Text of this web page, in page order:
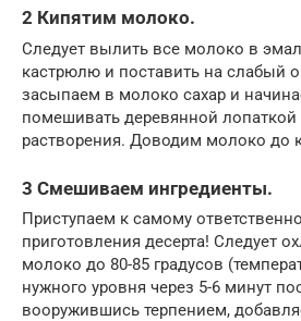
2 Кипятим молоко.
Следует вылить все молоко в
кастрюлю и поставить на слабый
засыпаем в молоко сахар и
помешивать деревянной лопаткой
растворения. Доводим молоко до
3 Смешиваем ингредиенты.
Приступаем к самому
приготовления десерта! Следует
молоко до 80-85 градусов
нужного уровня через 5-6 минут
вооружившись терпением,